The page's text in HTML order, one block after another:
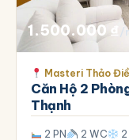
1.500.000 ₫ /
Masteri Thảo
Căn Hộ 2
Thạnh
2 PN 2 WC